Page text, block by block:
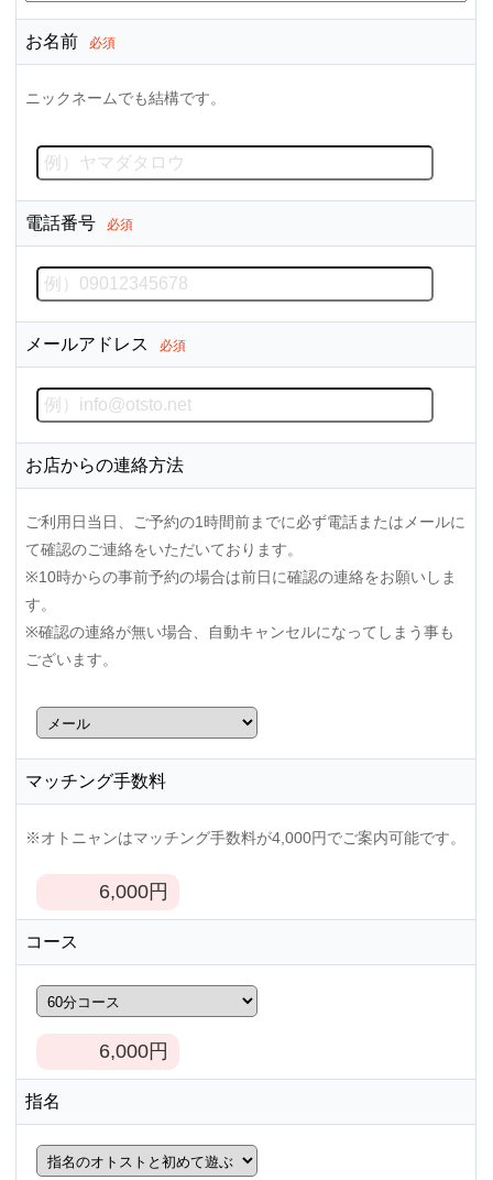
お名前 必須
ニックネームでも結構です。
電話番号 必須
メールアドレス 必須
お店からの連絡方法
ご利用日当日、ご予約の1時間前までに必ず電話またはメールに
て確認のご連絡をいただいております。
※10時からの事前予約の場合は前日に確認の連絡をお願いしま
す。
※確認の連絡が無い場合、自動キャンセルになってしまう事も
ございます。
マッチング手数料
※オトニャンはマッチング手数料が4,000円でご案内可能です。
6,000円
コース
6,000円
指名